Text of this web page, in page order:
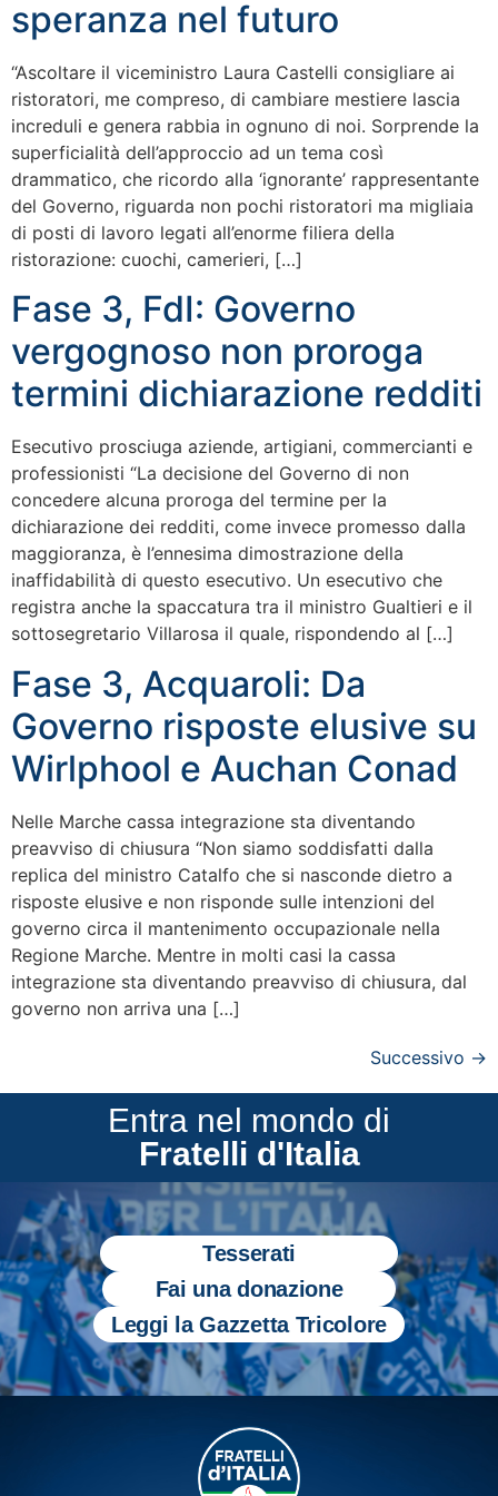
speranza nel futuro
“Ascoltare il viceministro Laura Castelli consigliare ai
ristoratori, me compreso, di cambiare mestiere lascia
increduli e genera rabbia in ognuno di noi. Sorprende la
superficialità dell’approccio ad un tema così
drammatico, che ricordo alla ‘ignorante’ rappresentante
del Governo, riguarda non pochi ristoratori ma migliaia
di posti di lavoro legati all’enorme filiera della
ristorazione: cuochi, camerieri, […]
Fase 3, FdI: Governo
vergognoso non proroga
termini dichiarazione redditi
Esecutivo prosciuga aziende, artigiani, commercianti e
professionisti “La decisione del Governo di non
concedere alcuna proroga del termine per la
dichiarazione dei redditi, come invece promesso dalla
maggioranza, è l’ennesima dimostrazione della
inaffidabilità di questo esecutivo. Un esecutivo che
registra anche la spaccatura tra il ministro Gualtieri e il
sottosegretario Villarosa il quale, rispondendo al […]
Fase 3, Acquaroli: Da
Governo risposte elusive su
Wirlphool e Auchan Conad
Nelle Marche cassa integrazione sta diventando
preavviso di chiusura “Non siamo soddisfatti dalla
replica del ministro Catalfo che si nasconde dietro a
risposte elusive e non risponde sulle intenzioni del
governo circa il mantenimento occupazionale nella
Regione Marche. Mentre in molti casi la cassa
integrazione sta diventando preavviso di chiusura, dal
governo non arriva una […]
Successivo →
Entra nel mondo di
Fratelli d'Italia
Tesserati
Fai una donazione
Leggi la Gazzetta Tricolore